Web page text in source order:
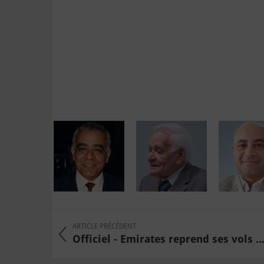
ARTICLE PRÉCÉDENT
Officiel - Emirates reprend ses vols ...